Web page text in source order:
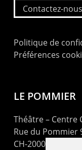
Contactez-nous
Politique de
Préférences
LE POMMIER
Théâtre – Centre
Rue du Pommier
CH-2000 Neuchâtel